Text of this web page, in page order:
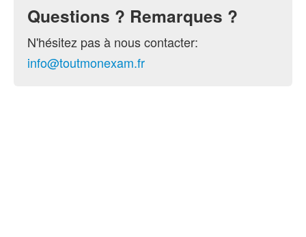
Questions ? Remarques ?
N'hésitez pas à nous contacter:
info@toutmonexam.fr